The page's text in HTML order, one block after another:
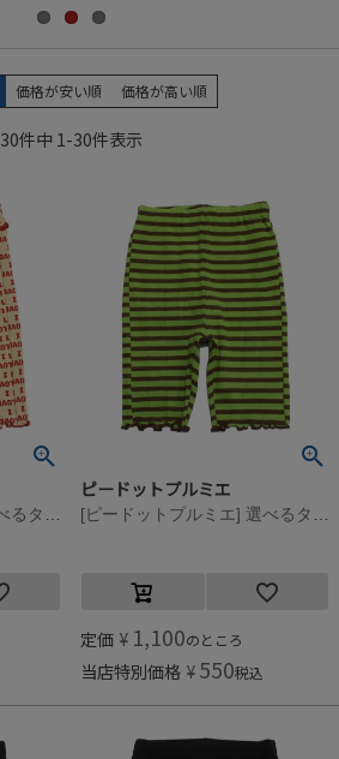
価格が安い順 価格が高い順
30件中 1-30件表示
[ピードットプルミエ] 選べるタイプイロチ買いしたいハーフスパッツ レッド(RR)
ピードットプルミエ
[ピードットプルミエ] 選べるタイプイロチ買いしたいハーフスパッツ グリーン(GR)
定価 ¥ 1,100のところ
当店特別価格 ¥ 550税込